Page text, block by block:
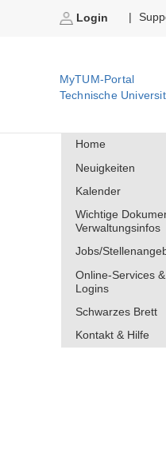
Login
MyTUM-Portal
Technische
Home
Neuigkeiten
Kalender
Wichtige
Verwaltungsinfos
Jobs/
Online-Services &
Logins
Schwarzes Brett
Kontakt & Hilfe